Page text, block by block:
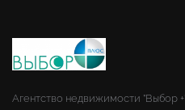
Агентство недвижимости "Выбор